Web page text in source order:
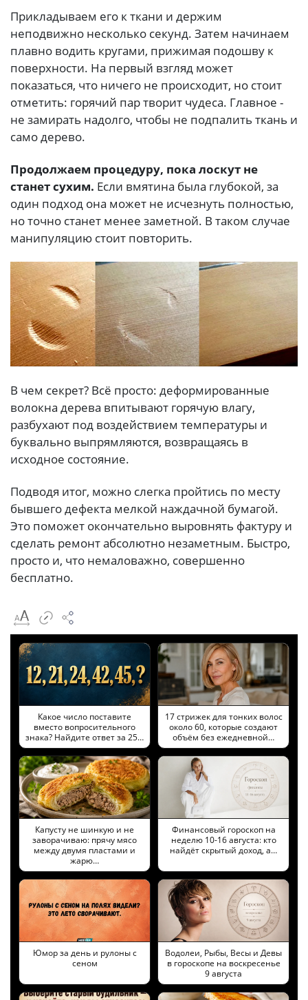
Прикладываем его к ткани и держим
неподвижно несколько секунд. Затем начинаем
плавно водить кругами, прижимая подошву к
поверхности. На первый взгляд может
показаться, что ничего не происходит, но стоит
отметить: горячий пар творит чудеса. Главное -
не замирать надолго, чтобы не подпалить ткань и
само дерево.
Продолжаем процедуру, пока лоскут не
станет сухим. Если вмятина была глубокой, за
один подход она может не исчезнуть полностью,
но точно станет менее заметной. В таком случае
манипуляцию стоит повторить.
В чем секрет? Всё просто: деформированные
волокна дерева впитывают горячую влагу,
разбухают под воздействием температуры и
буквально выпрямляются, возвращаясь в
исходное состояние.
Подводя итог, можно слегка пройтись по месту
бывшего дефекта мелкой наждачной бумагой.
Это поможет окончательно выровнять фактуру и
сделать ремонт абсолютно незаметным. Быстро,
просто и, что немаловажно, совершенно
бесплатно.
Какое число поставите
вместо вопросительного
знака? Найдите ответ за 25…
17 стрижек для тонких волос
около 60, которые создают
объём без ежедневной…
Капусту не шинкую и не
заворачиваю: прячу мясо
между двумя пластами и
жарю…
Финансовый гороскоп на
неделю 10-16 августа: кто
найдёт скрытый доход, а…
Юмор за день и рулоны с
сеном
Водолеи, Рыбы, Весы и Девы
в гороскопе на воскресенье
9 августа